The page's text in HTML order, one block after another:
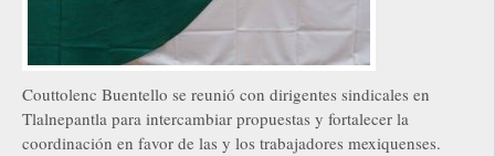
Couttolenc Buentello se reunió con dirigentes sindicales en
Tlalnepantla para intercambiar propuestas y fortalecer la
coordinación en favor de las y los trabajadores mexiquenses.